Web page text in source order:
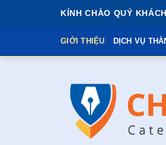
KÍNH CHÀO QUÝ KHÁCH
GIỚI THIỆU DỊCH VỤ